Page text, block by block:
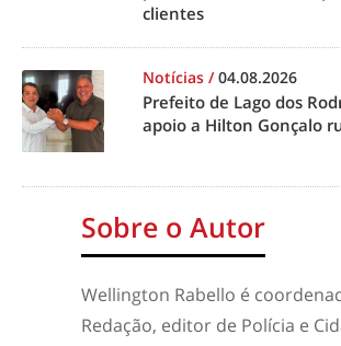
clientes
Notícias /04.08.2026
Prefeito de Lago dos
apoio a Hilton Gonçalo
Sobre o Autor
Wellington Rabello é
Redação, editor de Polícia e